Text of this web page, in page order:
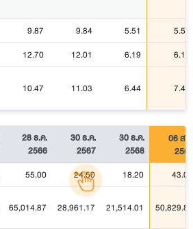
9.87 9.84 5.51 5.58
12.70 12.01 6.19 6.12
10.47 11.03 6.44 7.47
28 ธ.ค.
2566
30 ธ.ค.
2567
30 ธ.ค.
2568
06 ส.ค.
2569
55.00 24.50 18.20 43.00
65,014.87 28,961.17 21,514.01 50,829.81